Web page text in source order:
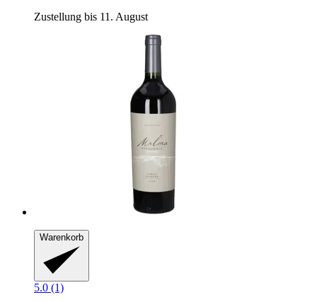
Zustellung bis 11. August
Warenkorb
5.0 (1)